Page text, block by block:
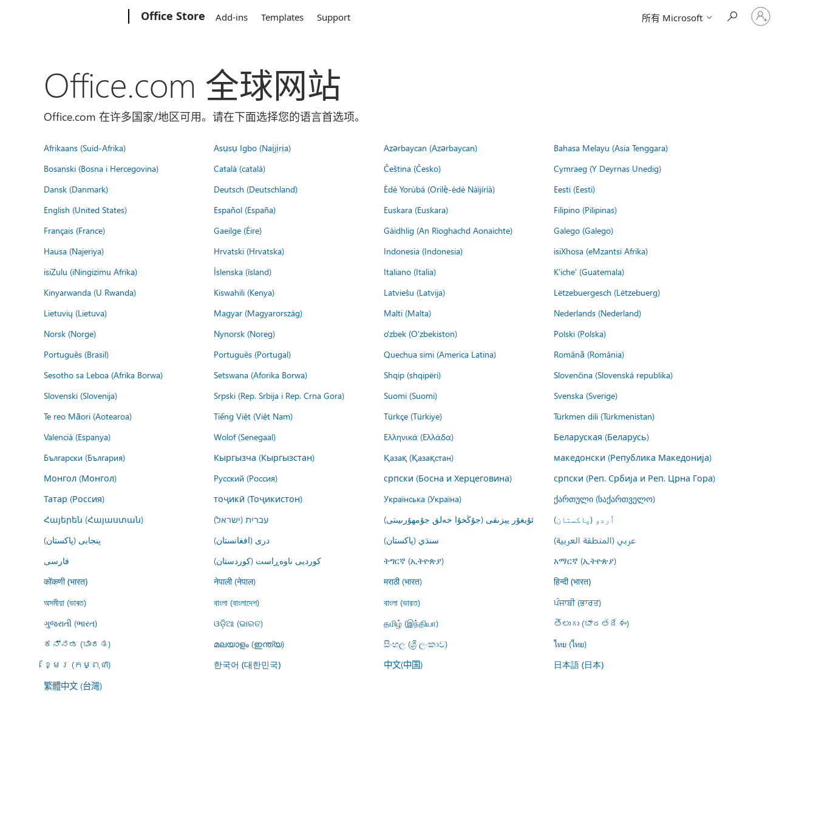
Office Store Add-ins Templates Support 所有 Microsoft
请
登
Office.com 全球网站
Office.com 在许多国家/地区可用。请在下面选择您的语言首选项。
Afrikaans (Suid-Afrika) Asụsụ Igbo (Naịjịrịa) Azərbaycan (Azərbaycan)
Bahasa Melayu (Asia Tenggara)
Bosanski (Bosna i Hercegovina)
Català (català) Čeština (Česko)
Cymraeg (Y Deyrnas Unedig)
Dansk (Danmark)
Deutsch (Deutschland) Èdè Yorùbá (Orilẹ̀-èdè Nàìjíríà)
Eesti (Eesti)
English (United States)
Español (España) Euskara (Euskara)
Filipino (Pilipinas)
Français (France)
Gaeilge (Éire) Gàidhlig (An Rìoghachd Aonaichte)
Galego (Galego)
Hausa (Najeriya)
Hrvatski (Hrvatska) Indonesia (Indonesia)
isiXhosa (eMzantsi Afrika)
isiZulu (iNingizimu Afrika)
Íslenska (ísland) Italiano (Italia)
K'iche' (Guatemala)
Kinyarwanda (U Rwanda)
Kiswahili (Kenya) Latviešu (Latvija)
Lëtzebuergesch (Lëtzebuerg)
Lietuvių (Lietuva)
Magyar (Magyarország) Malti (Malta)
Nederlands (Nederland)
Norsk (Norge)
Nynorsk (Noreg) o'zbek (O'zbekiston)
Polski (Polska)
Português (Brasil)
Português (Portugal) Quechua simi (America Latina)
Română (România)
Sesotho sa Leboa (Afrika Borwa)
Setswana (Aforika Borwa) Shqip (shqipëri)
Slovenčina (Slovenská republika)
Slovenski (Slovenija)
Srpski (Rep. Srbija i Rep. Crna Gora) Suomi (Suomi)
Svenska (Sverige)
Te reo Māori (Aotearoa)
Tiếng Việt (Việt Nam) Türkçe (Türkiye)
Türkmen dili (Türkmenistan)
Valencià (Espanya)
Wolof (Senegaal) Ελληνικά (Ελλάδα)
Беларуская (Беларусь)
Български (България)
Кыргызча (Кыргызстан) Қазақ (Қазақстан)
македонски (Република Македонија)
Монгол (Монгол)
Русский (Россия) српски (Босна и Херцеговина)
српски (Реп. Србија и Реп. Црна Гора)
Татар (Россия)
тоҷикӣ (Тоҷикистон) Українська (Україна)
ქართული (საქართველო)
Հայերեն (Հայաստան)
עברית (ישראל) ئۇيغۇر يېزىقى (جۇڭخۇا خەلق جۇمھۇرىيىتى)
اُردو (پاکستان)
پنجابی (پاکستان)
درى (افغانستان) سنڌي (پاکستان)
عربي (المنطقة العربية)
فارسى
کوردیی ناوەڕاست (کوردستان) ትግርኛ (ኢትዮጵያ) አማርኛ (ኢትዮጵያ)
कोंकणी (भारत) नेपाली (नेपाल) मराठी (भारत) हिन्दी (भारत)
অসমীয়া (ভাৰত) বাংলা (বাংলাদেশ) বাংলা (ভারত)
ਪੰਜਾਬੀ (ਭਾਰਤ)
ગુજરાતી (ભારત)
ଓଡ଼ିଆ (ଭାରତ) தமிழ் (இந்தியா)
తెలుగు (భారతదేశం)
ಕನ್ನಡ (ಭಾರತ)
മലയാളം (ഇന്ത്യ) සිංහල (ශ්‍රී ලංකාව)
ไทย (ไทย)
ខ្មែរ (កម្ពុជា)
한국어 (대한민국) 中文(中国) 日本語 (日本)
繁體中文 (台灣)